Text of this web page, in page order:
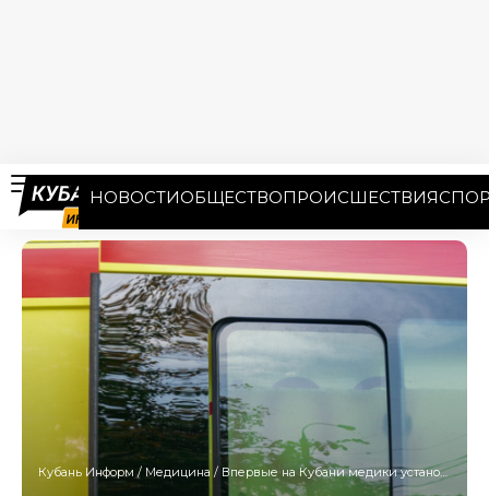
НОВОСТИОБЩЕСТВОПРОИСШЕСТВИЯ
Кубань Информ / Медицина / Впервые на Кубани медики установили в головной мозг внутрисосудистый имплантат